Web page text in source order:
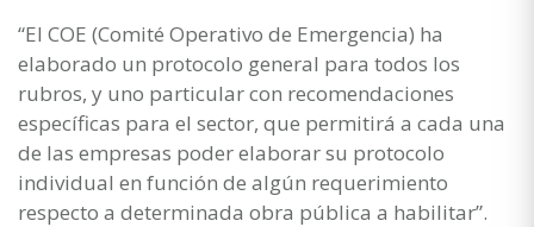
“El COE (Comité Operativo de Emergencia) ha
elaborado un protocolo general para todos los
rubros, y uno particular con recomendaciones
específicas para el sector, que permitirá a cada una
de las empresas poder elaborar su protocolo
individual en función de algún requerimiento
respecto a determinada obra pública a habilitar”.